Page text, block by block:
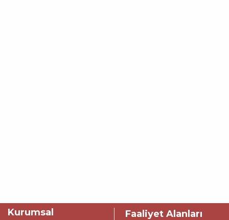
Kurumsal Faaliyet Alanları